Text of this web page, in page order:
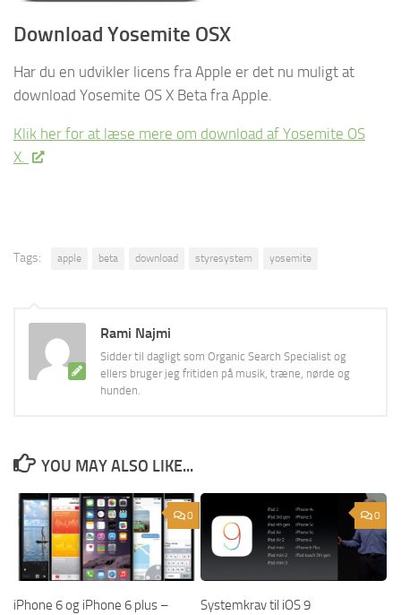
Download Yosemite OSX
Har du en udvikler licens fra Apple er det nu muligt at
download Yosemite OS X Beta fra Apple.
Klik her for at læse mere om download af Yosemite OS
X.
Tags: apple beta download styresystem yosemite
Rami Najmi
Sidder til dagligt som Organic Search Specialist og
ellers bruger jeg fritiden på musik, træne, nørde og
hunden.
YOU MAY ALSO LIKE...
0
iPhone 6 og iPhone 6 plus –
0
Systemkrav til iOS 9